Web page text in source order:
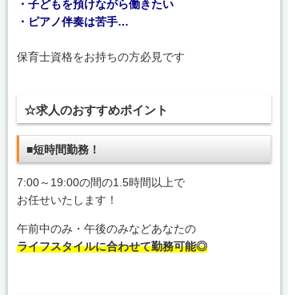
・子どもを預けながら働きたい
・ピアノ伴奏は苦手…
保育士資格をお持ちの方必見です
☆求人のおすすめポイント
■短時間勤務！
7:00～19:00の間の1.5時間以上で
お任せいたします！
午前中のみ・午後のみなどあなたの
ライフスタイルに合わせて勤務可能◎